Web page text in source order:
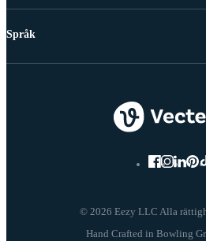
© 2026 Eezy LLC Alla
Språk